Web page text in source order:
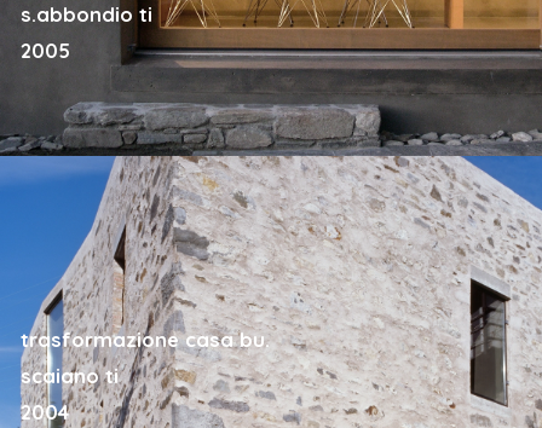
s.abbondio ti
2005
trasformazione casa bu.
scaiano ti
2004